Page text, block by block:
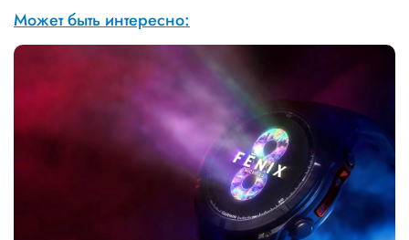
Может быть интересно: